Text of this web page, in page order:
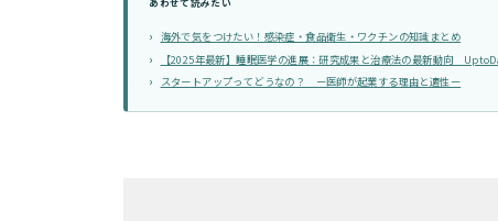
海外で気をつけたい！感染症・食品衛生・ワクチンの知識まとめ
【2025年最新】睡眠医学の進展：研究成果と治療法の最新動向
スタートアップってどうなの？ ー医師が起業する理由と適性ー